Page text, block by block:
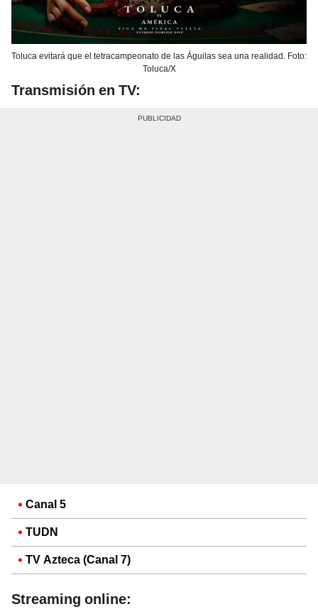
Toluca evitará que el tetracampeonato de las Águilas sea una realidad. Foto:
Toluca/X
Transmisión en TV:
Canal 5
TUDN
TV Azteca (Canal 7)
Streaming online: